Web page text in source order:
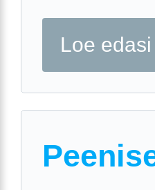
Loe edasi